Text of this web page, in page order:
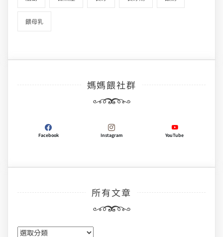
餵母乳
媽媽餵社群
Facebook Instagram YouTube
所有文章
所